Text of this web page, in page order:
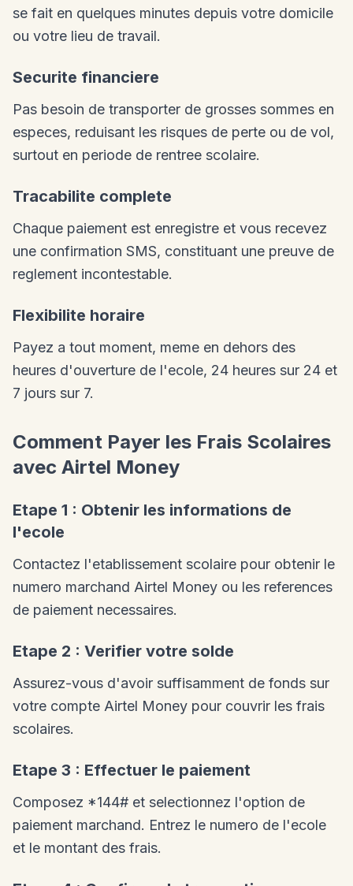
se fait en quelques minutes depuis votre domicile
ou votre lieu de travail.
Securite financiere
Pas besoin de transporter de grosses sommes en
especes, reduisant les risques de perte ou de vol,
surtout en periode de rentree scolaire.
Tracabilite complete
Chaque paiement est enregistre et vous recevez
une confirmation SMS, constituant une preuve de
reglement incontestable.
Flexibilite horaire
Payez a tout moment, meme en dehors des
heures d'ouverture de l'ecole, 24 heures sur 24 et
7 jours sur 7.
Comment Payer les Frais Scolaires
avec Airtel Money
Etape 1 : Obtenir les informations de
l'ecole
Contactez l'etablissement scolaire pour obtenir le
numero marchand Airtel Money ou les references
de paiement necessaires.
Etape 2 : Verifier votre solde
Assurez-vous d'avoir suffisamment de fonds sur
votre compte Airtel Money pour couvrir les frais
scolaires.
Etape 3 : Effectuer le paiement
Composez *144# et selectionnez l'option de
paiement marchand. Entrez le numero de l'ecole
et le montant des frais.